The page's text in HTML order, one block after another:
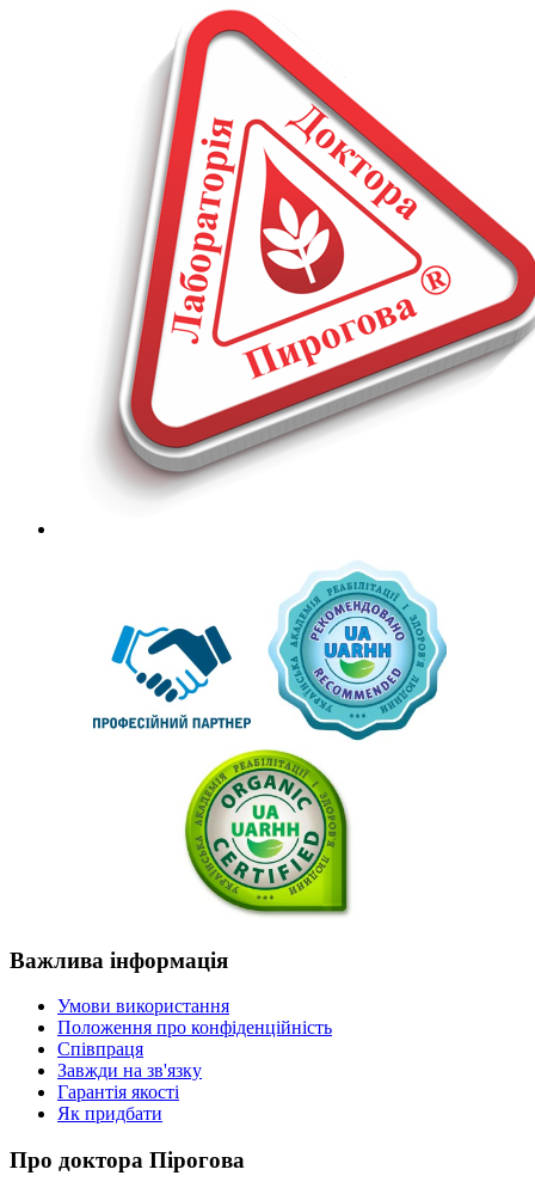
Важлива інформація
Умови використання
Положення про конфіденційність
Співпраця
Завжди на зв'язку
Гарантія якості
Як придбати
Про доктора Пірогова